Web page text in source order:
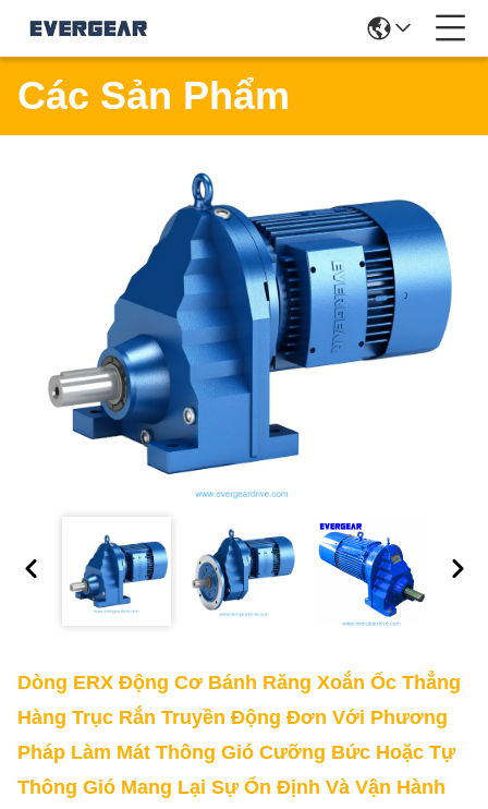
Các Sản Phẩm
Dòng ERX Động Cơ Bánh Răng Xoắn Ốc Thẳng
Hàng Trục Rắn Truyền Động Đơn Với Phương
Pháp Làm Mát Thông Gió Cưỡng Bức Hoặc Tự
Thông Gió Mang Lại Sự Ổn Định Và Vận Hành